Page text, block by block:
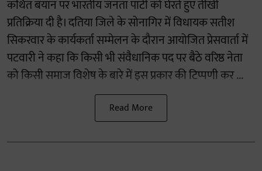
कथित बयान पर भारतीय जनता पार्टी को घेरते हुए तीखी
प्रतिक्रिया दी है। दतिया जिले के सोनागिर में विधायक सतीश
सिकरवार के कार्यकर्ता सम्मेलन के दौरान आयोजित प्रेसवार्ता में
पटवारी ने कहा कि किसी भी संवैधानिक पद पर बैठे वरिष्ठ नेता
को किसी समाज विशेष के बारे में इस प्रकार की टिप्पणी कर ...
Read More